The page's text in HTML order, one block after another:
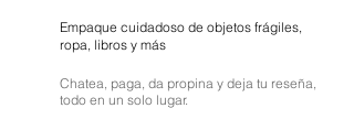
Empaque cuidadoso de objetos frágiles,
ropa, libros y más
Chatea, paga, da propina y deja tu reseña,
todo en un solo lugar.